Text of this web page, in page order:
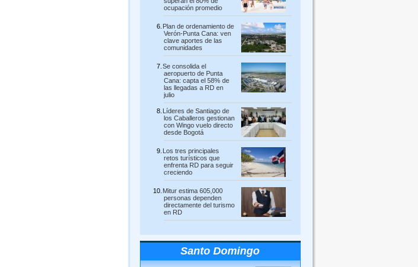
ocupación promedio
Plan de ordenamiento de
Verón-Punta Cana: ven
clave aportes de las
comunidades
Se consolida el
aeropuerto de Punta
Cana: capta el 58% de
las llegadas a RD en
julio
Líderes de Santiago de
los Caballeros gestionan
con Wingo vuelo directo
desde Bogotá
Los tres principales
retos turísticos que
enfrenta RD para seguir
creciendo
Mitur estima 605,000
personas dependen
directamente del turismo
en RD
Santo Domingo